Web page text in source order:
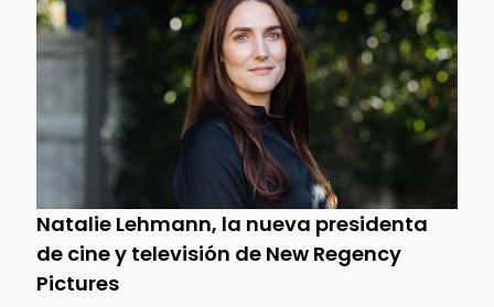
Natalie Lehmann, la nueva presidenta
de cine y televisión de New Regency
Pictures